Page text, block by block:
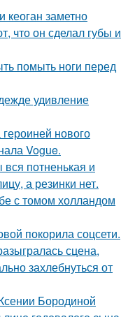
кеоган заметно
что он сделал губы и
помыть ноги перед
удивление
нового
Vogue.
потненькая и
а резинки нет.
с томом холландом
покорила соцсети.
сцена,
захлебнуться от
Бородиной